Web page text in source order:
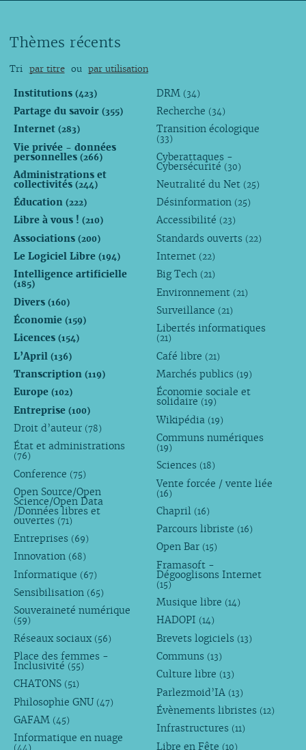
Thèmes récents
Tri par titre ou par utilisation
Institutions (423)
Partage du savoir (355)
Internet (283)
Vie privée - données
personnelles (266)
Administrations et
collectivités (244)
Éducation (222)
Libre à vous ! (210)
Associations (200)
Le Logiciel Libre (194)
Intelligence artificielle
(185)
Divers (160)
Économie (159)
Licences (154)
L’April (136)
Transcription (119)
Europe (102)
Entreprise (100)
Droit d’auteur (78)
État et administrations
(76)
Conference (75)
Open Source/Open
Science/Open Data
/Données libres et
ouvertes (71)
Entreprises (69)
Innovation (68)
Informatique (67)
Sensibilisation (65)
Souveraineté numérique
(59)
Réseaux sociaux (56)
Place des femmes -
Inclusivité (55)
CHATONS (51)
Philosophie GNU (47)
GAFAM (45)
Informatique en nuage
(44)
DRM (34)
Recherche (34)
Transition écologique
(33)
Cyberattaques -
Cybersécurité (30)
Neutralité du Net (25)
Désinformation (25)
Accessibilité (23)
Standards ouverts (22)
Internet (22)
Big Tech (21)
Environnement (21)
Surveillance (21)
Libertés informatiques
(21)
Café libre (21)
Marchés publics (19)
Économie sociale et
solidaire (19)
Wikipédia (19)
Communs numériques
(19)
Sciences (18)
Vente forcée / vente liée
(16)
Chapril (16)
Parcours libriste (16)
Open Bar (15)
Framasoft -
Dégooglisons Internet
(15)
Musique libre (14)
HADOPI (14)
Brevets logiciels (13)
Communs (13)
Culture libre (13)
Parlezmoid’IA (13)
Évènements libristes (12)
Infrastructures (11)
Libre en Fête (10)